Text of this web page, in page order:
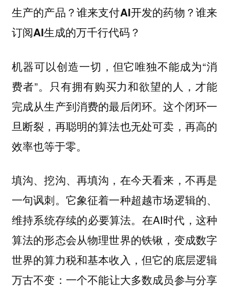
生产的产品？谁来支付AI开发的药物？谁来
订阅AI生成的万千行代码？
机器可以创造一切，但它唯独不能成为“消
费者”。只有拥有购买力和欲望的人，才能
完成从生产到消费的最后闭环。这个闭环一
旦断裂，再聪明的算法也无处可卖，再高的
效率也等于零。
填沟、挖沟、再填沟，在今天看来，不再是
一句讽刺。它象征着一种超越市场逻辑的、
维持系统存续的必要算法。在AI时代，这种
算法的形态会从物理世界的铁锹，变成数字
世界的算力税和基本收入，但它的底层逻辑
万古不变： 一个不能让大多数成员参与分享